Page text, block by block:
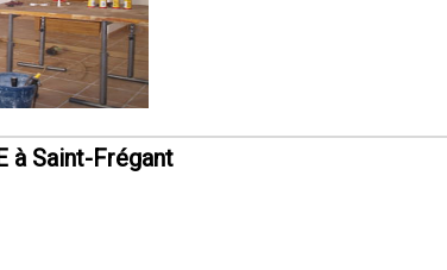
à Saint-Frégant